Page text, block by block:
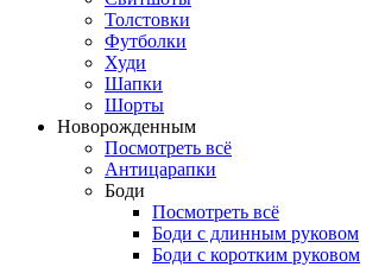
Толстовки
Футболки
Худи
Шапки
Шорты
Новорожденным
Посмотреть всё
Антицарапки
Боди
Посмотреть всё
Боди с длинным руковом
Боди с коротким руковом